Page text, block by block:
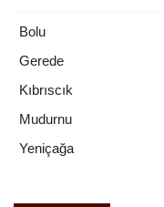
Bolu
Gerede
Kıbrıscık
Mudurnu
Yeniçağa